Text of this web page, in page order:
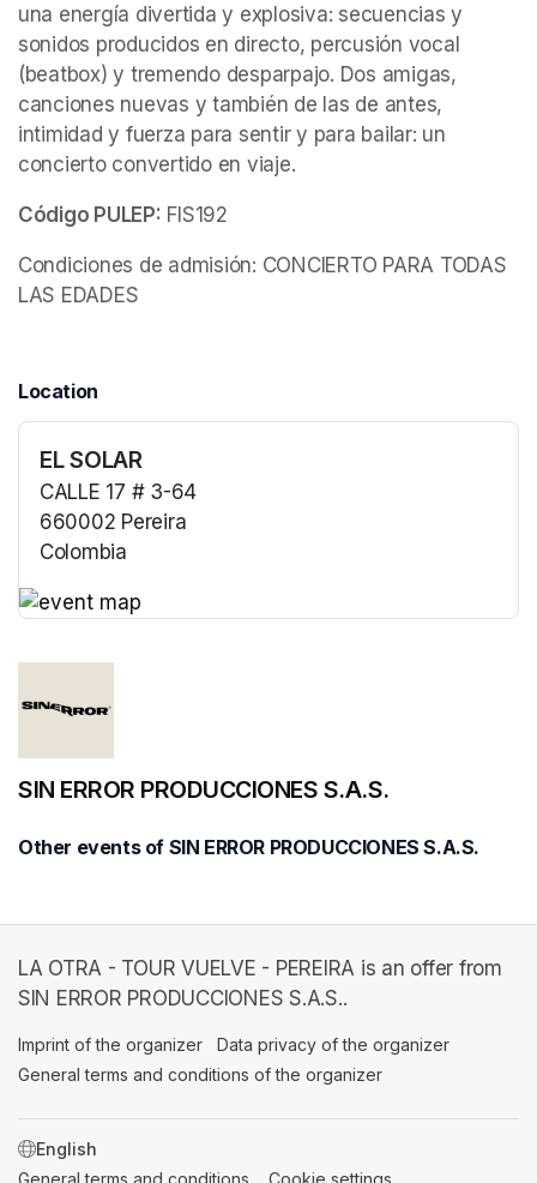
una energía divertida y explosiva: secuencias y
sonidos producidos en directo, percusión vocal
(beatbox) y tremendo desparpajo. Dos amigas,
canciones nuevas y también de las de antes,
intimidad y fuerza para sentir y para bailar: un
concierto convertido en viaje.
Código PULEP: FIS192
Condiciones de admisión: CONCIERTO PARA TODAS
LAS EDADES
Location
EL SOLAR
CALLE 17 # 3-64
660002 Pereira
Colombia
SIN ERROR PRODUCCIONES S.A.S.
Other events of SIN ERROR PRODUCCIONES S.A.S.
LA OTRA - TOUR VUELVE - PEREIRA is an offer from
SIN ERROR PRODUCCIONES S.A.S..
Imprint of the organizer (opens in a new tab)
Data privacy of the organizer
General terms and conditions of the organizer
SWITCH LANGUAGE